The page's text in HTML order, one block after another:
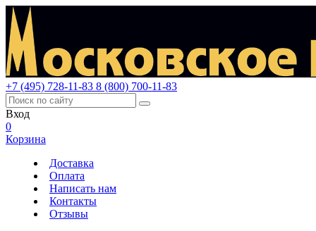
+7 (495) 728-11-83 8 (800) 700-11-83
Вход
0
Корзина
Доставка
Оплата
Написать нам
Контакты
Отзывы